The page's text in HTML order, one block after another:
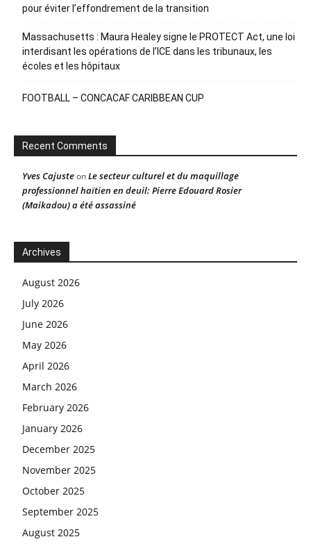
pour éviter l’effondrement de la transition
Massachusetts : Maura Healey signe le PROTECT Act, une loi
interdisant les opérations de l’ICE dans les tribunaux, les
écoles et les hôpitaux
FOOTBALL – CONCACAF CARIBBEAN CUP
Recent Comments
Yves CajusteonLe secteur culturel et du maquillage
professionnel haïtien en deuil: Pierre Edouard Rosier
(Maikadou) a été assassiné
Archives
August 2026
July 2026
June 2026
May 2026
April 2026
March 2026
February 2026
January 2026
December 2025
November 2025
October 2025
September 2025
August 2025